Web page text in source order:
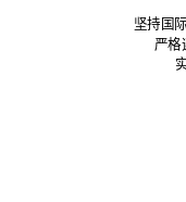
坚持国
严格